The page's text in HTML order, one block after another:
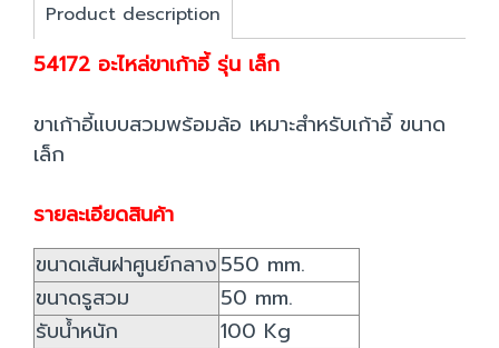
Product description
54172 อะไหล่ขาเก้าอี้ รุ่น เล็ก
ขาเก้าอี้แบบสวมพร้อมล้อ เหมาะสำหรับเก้าอี้ ขนาด
เล็ก
รายละเอียดสินค้า
ขนาดเส้นฝาศูนย์กลาง550 mm.
ขนาดรูสวม
50 mm.
รับน้ำหนัก
100 Kg